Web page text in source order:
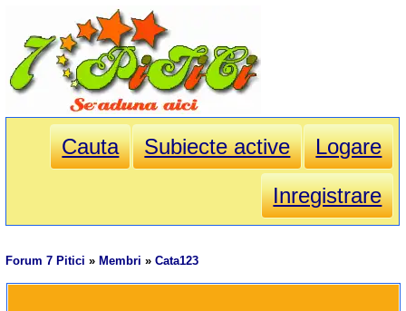
Cauta Subiecte active
Logare
Inregistrare
Forum 7 Pitici » Membri »Cata123